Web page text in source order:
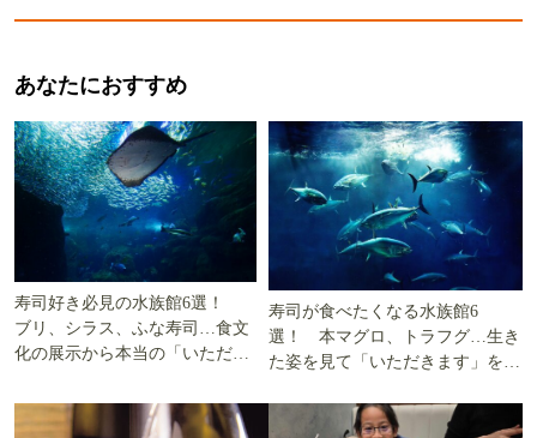
あなたにおすすめ
寿司好き必見の水族館6選！
ブリ、シラス、ふな寿司…食文
化の展示から本当の「いただき
寿司が食べたくなる水族館6
選！ 本マグロ、トラフグ…生き
た姿を見て「いただきます」を考